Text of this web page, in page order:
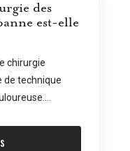
des
est-elle
chirurgie
de technique